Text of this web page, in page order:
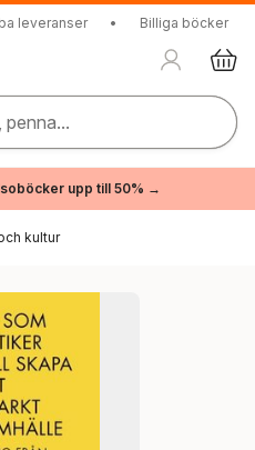
leveranser • Billiga böcker
penna...
upp till 50% →
kultur